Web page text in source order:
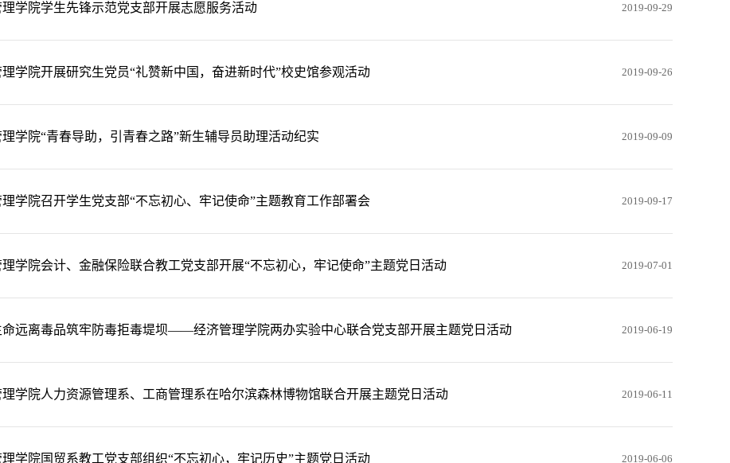
学院学生先锋示范党支部开展志愿服务活动 2019-09-29
学院开展研究生党员“礼赞新中国，奋进新时代”校史馆参观活动 2019-09-26
学院“青春导助，引青春之路”新生辅导员助理活动纪实 2019-09-09
学院召开学生党支部“不忘初心、牢记使命”主题教育工作部署会 2019-09-17
学院会计、金融保险联合教工党支部开展“不忘初心，牢记使命”主题党日活动 2019-07-01
命远离毒品筑牢防毒拒毒堤坝——经济管理学院两办实验中心联合党支部开展主题党日活动 2019-06-19
学院人力资源管理系、工商管理系在哈尔滨森林博物馆联合开展主题党日活动 2019-06-11
学院国贸系教工党支部组织“不忘初心，牢记历史”主题党日活动 2019-06-06